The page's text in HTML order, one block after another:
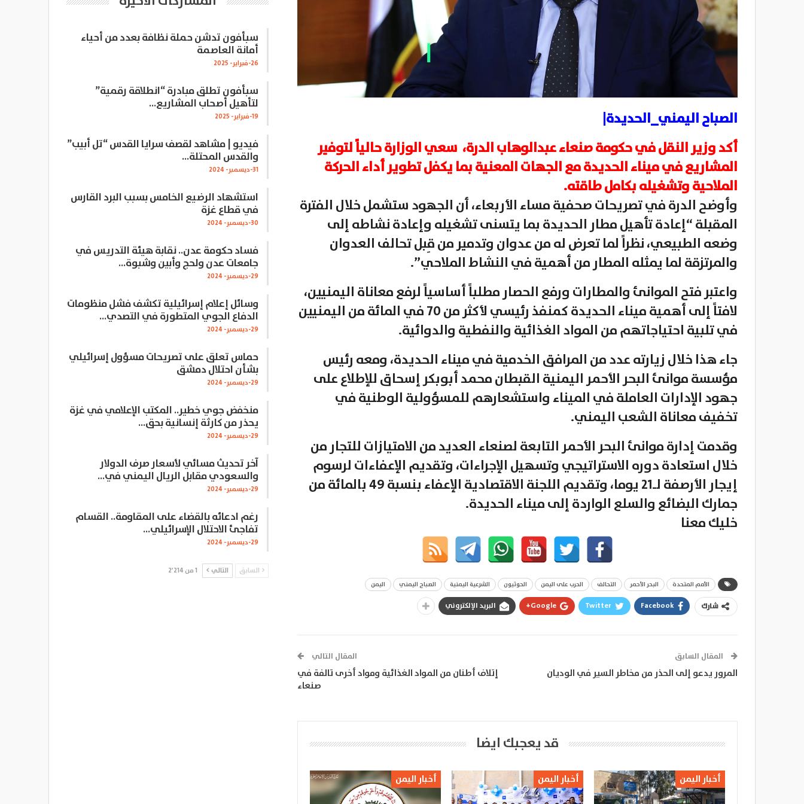
الصباح اليمني_الحديدة|
أكد وزير النقل في حكومة صنعاء عبدالوهاب الدرة، سعي الوزارة حالياً لتوفير
المشاريع في ميناء الحديدة مع الجهات المعنية بما يكفل تطوير أداء الحركة
الملاحية وتشغيله بكامل طاقته.
وأوضح الدرة في تصريحات صحفية مساء الأربعاء، أن الجهود ستشمل خلال الفترة
المقبلة “إعادة تأهيل مطار الحديدة بما يتسنى تشغيله وإعادة نشاطه إلى
وضعه الطبيعي، نظراً لما تعرض له من عدوان وتدمير من قِبل تحالف العدوان
والمرتزقة لما يمثله المطار من أهمية في النشاط الملاحي”.
واعتبر فتح الموانئ والمطارات ورفع الحصار مطلباً أساسياً لرفع معاناة اليمنيين،
لافتاً إلى أهمية ميناء الحديدة كمنفذ رئيسي لأكثر من 70 في المائة من اليمنيين
في تلبية احتياجاتهم من المواد الغذائية والنفطية والدوائية.
جاء هذا خلال زيارته عدد من المرافق الخدمية في ميناء الحديدة، ومعه رئيس
مؤسسة موانئ البحر الأحمر اليمنية القبطان محمد أبوبكر إسحاق للإطلاع على
جهود الإدارات العاملة في الميناء واستشعارهم للمسؤولية الوطنية في
تخفيف معاناة الشعب اليمني.
وقدمت إدارة موانئ البحر الأحمر التابعة لصنعاء العديد من الامتيازات للتجار من
خلال استعادة دوره الاستراتيجي وتسهيل الإجراءات، وتقديم الإعفاءات لرسوم
إيجار الأرصفة لـ21 يوما، وتقديم اللجنة الاقتصادية الإعفاء بنسبة 49 بالمائة من
جمارك البضائع والسلع الواردة إلى ميناء الحديدة.
خليك معنا
الأمم المتحدة البحر الأحمر التحالف الحرب على اليمن الحوثيون الشرعية اليمنية الصباح اليمني اليمن
شارك Facebook
Twitter
Google+ البريد الإلكتروني
المقال السابق
المرور يدعو إلى الحذر من مخاطر السير في الوديان
المقال التالي
إتلاف أطنان من المواد الغذائية ومواد أخرى تالفة في
صنعاء
قد يعجبك ايضا
أخبار اليمن أخبار اليمن أخبار اليمن
سبأفون تدشن حملة نظافة بعدد من أحياء
أمانة العاصمة
26-فبراير- 2025
سبأفون تطلق مبادرة “انطلاقة رقمية”
لتأهيل أصحاب المشاريع…
19-فبراير- 2025
فيديو | مشاهد لقصف سرايا القدس “تل أبيب”
والقدس المحتلة…
31-ديسمبر- 2024
استشهاد الرضيع الخامس بسبب البرد القارس
في قطاع غزة
30-ديسمبر- 2024
فساد حكومة عدن.. نقابة هيئة التدريس في
جامعات عدن ولحج وأبين وشبوة…
29-ديسمبر- 2024
وسائل إعلام إسرائيلية تكشف فشل منظومات
الدفاع الجوي المتطورة في التصدي…
29-ديسمبر- 2024
حماس تعلق على تصريحات مسؤول إسرائيلي
بشأن احتلال دمشق
29-ديسمبر- 2024
منخفض جوي خطير.. المكتب الإعلامي في غزة
يحذر من كارثة إنسانية بحق…
29-ديسمبر- 2024
آخر تحديث مسائي لأسعار صرف الدولار
والسعودي مقابل الريال اليمني في…
29-ديسمبر- 2024
رغم ادعائه بالقضاء على المقاومة.. القسام
تفاجئ الاحتلال الإسرائيلي…
29-ديسمبر- 2024
السابق التالي 1 من 2٬214